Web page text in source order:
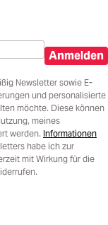
Anmelden
Newsletter sowie E-
und personalisierte
möchte. Diese können
meines
werden. Informationen
habe ich zur
mit Wirkung für die